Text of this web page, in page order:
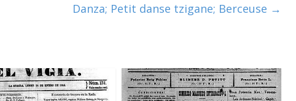
Danza; Petit danse tzigane; Berceuse →